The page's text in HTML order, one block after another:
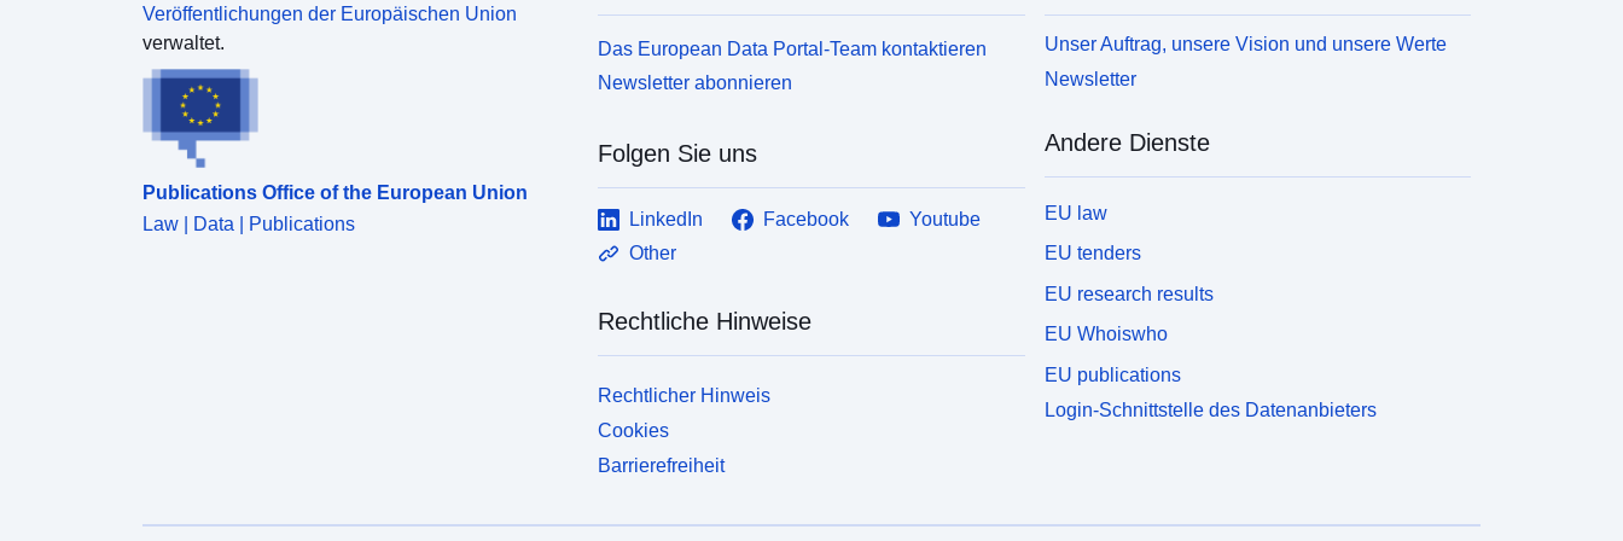
Veröffentlichungen der Europäischen Union
verwaltet.
Publications Office of the European Union
Law | Data | Publications
Das European Data Portal-Team kontaktieren
Newsletter abonnieren
Folgen Sie uns
LinkedIn Facebook
Youtube
Other
Rechtliche Hinweise
Rechtlicher Hinweis
Cookies
Barrierefreiheit
Unser Auftrag, unsere Vision und unsere Werte
Newsletter
Andere Dienste
EU law
EU tenders
EU research results
EU Whoiswho
EU publications
Login-Schnittstelle des Datenanbieters